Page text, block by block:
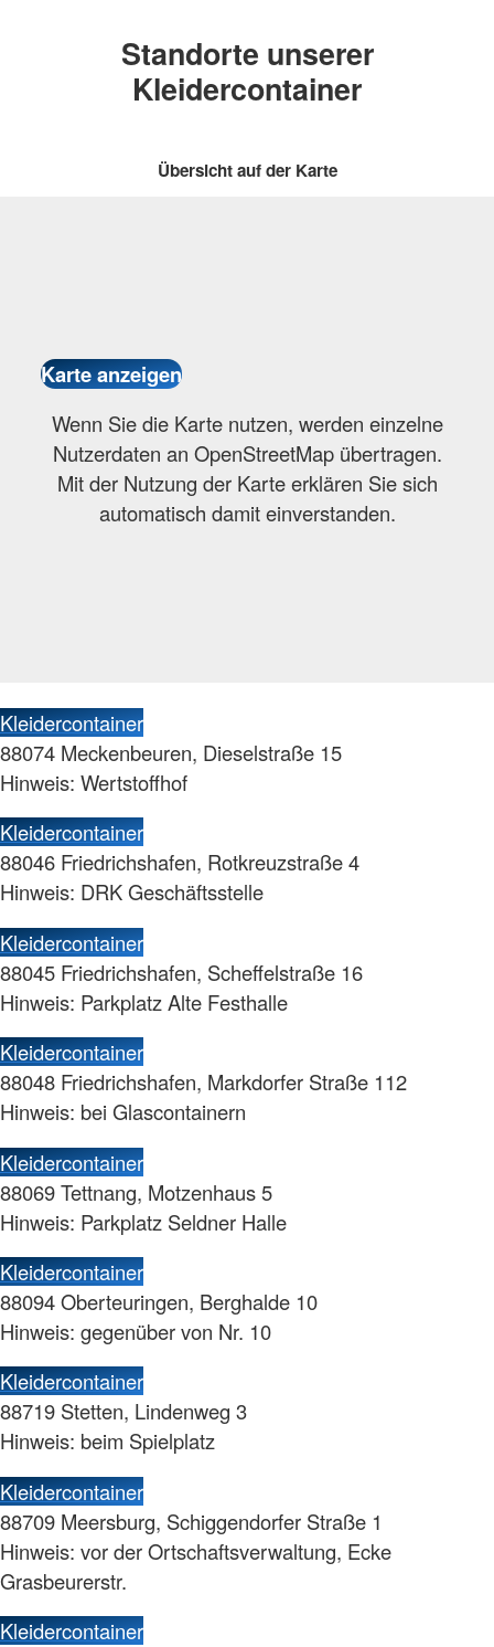
Standorte unserer
Kleidercontainer
Übersicht auf der Karte
Wenn Sie die Karte nutzen, werden einzelne
Nutzerdaten an OpenStreetMap übertragen.
Mit der Nutzung der Karte erklären Sie sich
automatisch damit einverstanden.
Kleidercontainer
88074 Meckenbeuren, Dieselstraße 15
Hinweis: Wertstoffhof
Kleidercontainer
88046 Friedrichshafen, Rotkreuzstraße 4
Hinweis: DRK Geschäftsstelle
Kleidercontainer
88045 Friedrichshafen, Scheffelstraße 16
Hinweis: Parkplatz Alte Festhalle
Kleidercontainer
88048 Friedrichshafen, Markdorfer Straße 112
Hinweis: bei Glascontainern
Kleidercontainer
88069 Tettnang, Motzenhaus 5
Hinweis: Parkplatz Seldner Halle
Kleidercontainer
88094 Oberteuringen, Berghalde 10
Hinweis: gegenüber von Nr. 10
Kleidercontainer
88719 Stetten, Lindenweg 3
Hinweis: beim Spielplatz
Kleidercontainer
88709 Meersburg, Schiggendorfer Straße 1
Hinweis: vor der Ortschaftsverwaltung, Ecke
Grasbeurerstr.
Kleidercontainer